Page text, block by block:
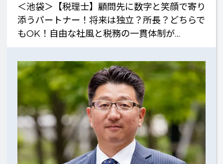
＜池袋＞【税理士】顧問先に数字と笑顔で寄り
添うパートナー！将来は独立？所長？どちらで
もOK！自由な社風と税務の一貫体制が…